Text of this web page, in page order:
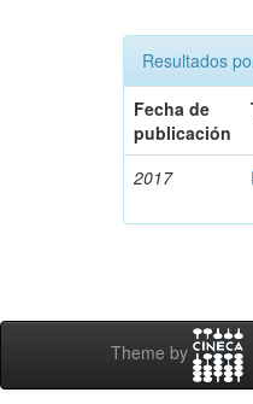
Resultados
Fecha de
publicación
2017
Theme by